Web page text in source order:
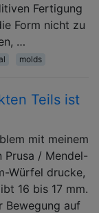
Fertigung
Form nicht zu
…
molds
Teils ist
mit meinem
Prusa / Mendel-
Würfel drucke,
16 bis 17 mm.
Bewegung auf